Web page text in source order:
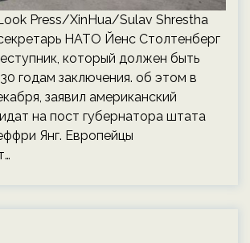
Press/XinHua/Sulav Shrestha
НАТО Йенс Столтенберг
который должен быть
годам заключения. об этом в
заявил американский
на пост губернатора штата
Янг. Европейцы